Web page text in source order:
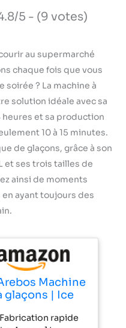
5 - (9 votes)
au supermarché
chaque fois que vous
soirée ? La machine à
solution idéale avec sa
heures et sa production
10 à 15 minutes.
de glaçons, grâce à son
et ses trois tailles de
ainsi de moments
ayant toujours des
Machine
glaçons | Ice
/ 24 h | 10-15
rapide